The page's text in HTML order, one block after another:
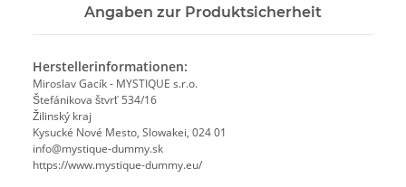
Angaben zur Produktsicherheit
Herstellerinformationen:
Miroslav Gacík - MYSTIQUE s.r.o.
Štefánikova štvrť 534/16
Žilinský kraj
Kysucké Nové Mesto, Slowakei, 024 01
info@mystique-dummy.sk
https://www.mystique-dummy.eu/